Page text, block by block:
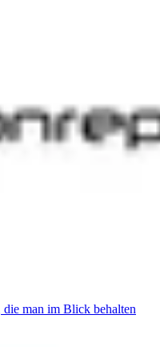
die man im Blick behalten